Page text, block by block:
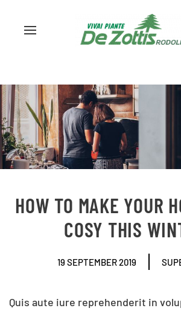
HOW TO MAKE YOUR
COSY THIS
19 SEPTEMBER 2019
Quis aute iure reprehenderit in